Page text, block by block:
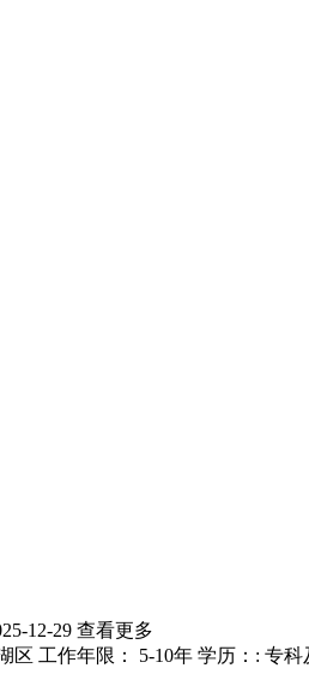
12-29 查看更多
区 工作年限： 5-10年 学历：: 专科